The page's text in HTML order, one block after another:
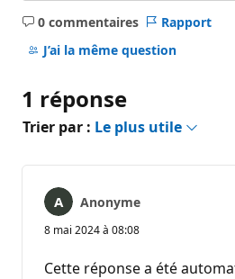
0 commentaires
Aucun
commentaire
Rapport
J’ai la même question
1 réponse
Trier par : Le plus utile
Anonyme
8 mai 2024 à 08:08
Cette réponse a été